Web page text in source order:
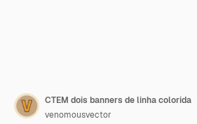
CTEM dois banners de linha colorida
venomousvector